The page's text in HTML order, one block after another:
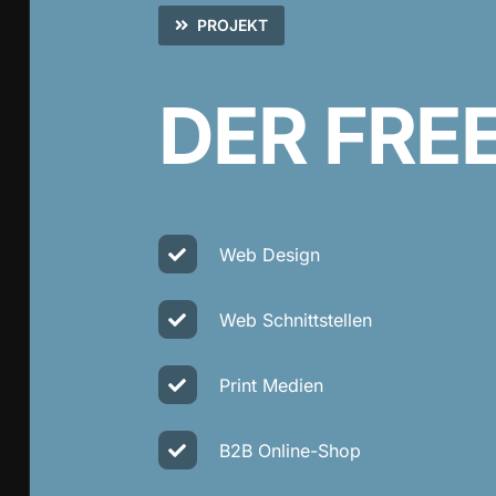
PROJEKT
DER
Web Design
Web Schnittstellen
Print Medien
B2B Online-Shop